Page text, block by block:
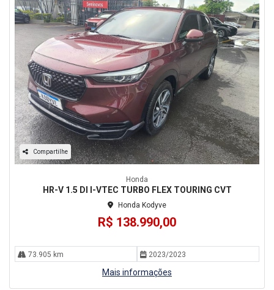
Compartilhe
Honda
HR-V 1.5 DI I-VTEC TURBO FLEX TOURING CVT
Honda Kodyve
R$ 138.990,00
73.905 km 2023/2023
Mais informações